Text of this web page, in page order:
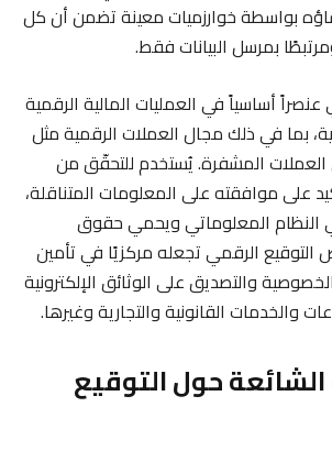
بواسطة خوارزميات معينة تضمن أن كل
بمرسل البيانات فقط.
عنصراً أساسياً في العمليات المالية الرقمية
بما في ذلك مجال العملات الرقمية مثل
العملات المشفرة. يُستخدم للتحقّق من
على موافقته على المعلومات المتناقلة،
النظام المعلوماتي ويحمي حقوق
الرقمي تجعله مركزيًا في تأمين
والتصديق على الوثائق الإلكترونية
والخدمات القانونية والتجارية وغيرها.
الشائعة حول التوقيع